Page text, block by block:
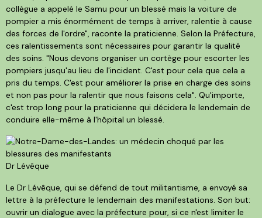
collègue a appelé le Samu pour un blessé mais la voiture de
pompier a mis énormément de temps à arriver, ralentie à cause
des forces de l'ordre", raconte la praticienne. Selon la Préfecture,
ces ralentissements sont nécessaires pour garantir la qualité
des soins. "Nous devons organiser un cortège pour escorter les
pompiers jusqu'au lieu de l'incident. C'est pour cela que cela a
pris du temps. C'est pour améliorer la prise en charge des soins
et non pas pour la ralentir que nous faisons cela". Qu'importe,
c'est trop long pour la praticienne qui décidera le lendemain de
conduire elle-même à l'hôpital un blessé.
Dr Lévêque
Le Dr Lévêque, qui se défend de tout militantisme, a envoyé sa
lettre à la préfecture le lendemain des manifestations. Son but:
ouvrir un dialogue avec la préfecture pour, si ce n'est limiter le